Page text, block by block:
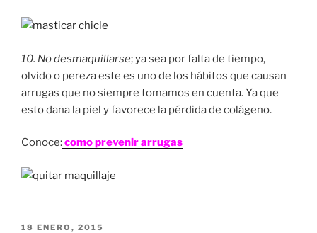
10. No desmaquillarse; ya sea por falta de tiempo,
olvido o pereza este es uno de los hábitos que causan
arrugas que no siempre tomamos en cuenta. Ya que
esto daña la piel y favorece la pérdida de colágeno.
Conoce:como prevenir arrugas
PUBLICADO
18 ENERO, 2015